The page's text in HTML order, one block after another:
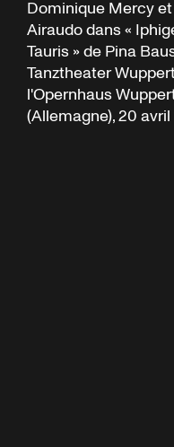
Dominique Mercy
Airaudo dans «
Tauris » de Pina
Tanztheater
l'Opernhaus
(Allemagne), 20 avril